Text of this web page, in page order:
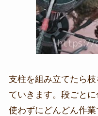
支柱を組み立てたら
ていきます。段ごと
使わずにどんどん作業